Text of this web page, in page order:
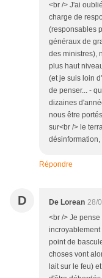
<br /> J'ai
charge de
(responsables
généraux de
des ministres),
plus haut
(et je suis loin
de penser... -
dizaines
nous être
sur<br /> le
Répondre
D De Lorean 28/
<br /> Je
incroyablement
point de
choses vont
lait sur le feu)